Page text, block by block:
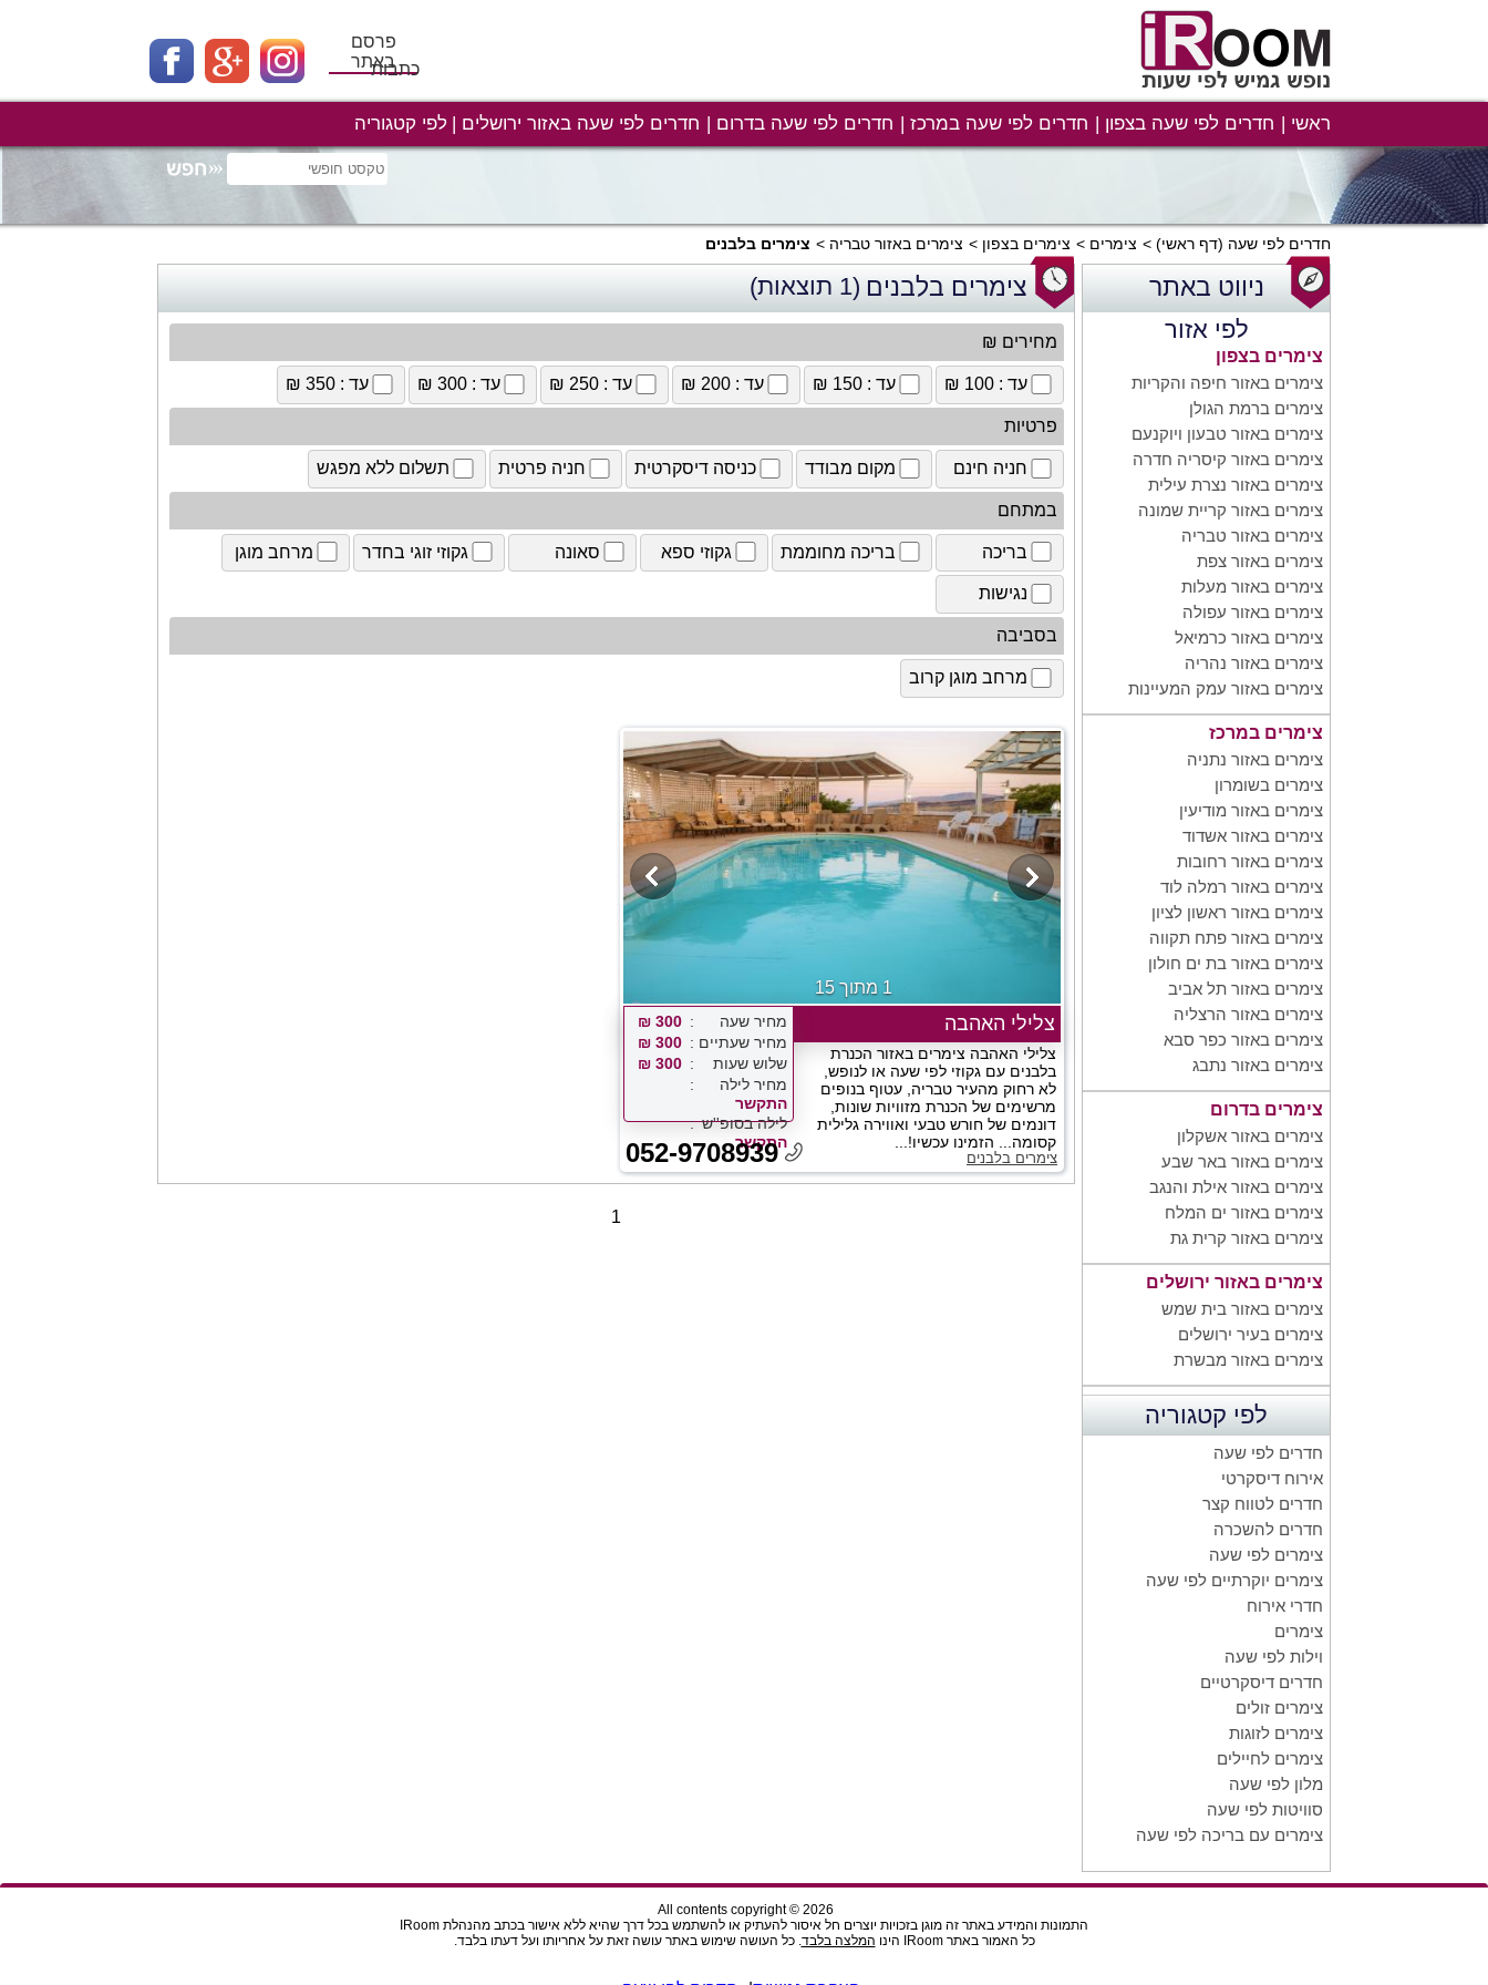
פרסם
באתרכתבות
ראשי חדרים לפי שעה בצפון חדרים לפי שעה במרכז חדרים לפי שעה בדרום חדרים לפי שעה באזור ירושלים לפי קטגוריה
חדרים לפי שעה (דף ראשי) צימרים צימרים בצפון צימרים באזור טבריה צימרים בלבנים
ניווט באתר
לפי אזור
צימרים בצפון
צימרים באזור חיפה והקריות
צימרים ברמת הגולן
צימרים באזור טבעון ויוקנעם
צימרים באזור קיסריה חדרה
צימרים באזור נצרת עילית
צימרים באזור קריית שמונה
צימרים באזור טבריה
צימרים באזור צפת
צימרים באזור מעלות
צימרים באזור עפולה
צימרים באזור כרמיאל
צימרים באזור נהריה
צימרים באזור עמק המעיינות
צימרים במרכז
צימרים באזור נתניה
צימרים בשומרון
צימרים באזור מודיעין
צימרים באזור אשדוד
צימרים באזור רחובות
צימרים באזור רמלה לוד
צימרים באזור ראשון לציון
צימרים באזור פתח תקווה
צימרים באזור בת ים חולון
צימרים באזור תל אביב
צימרים באזור הרצליה
צימרים באזור כפר סבא
צימרים באזור נתבג
צימרים בדרום
צימרים באזור אשקלון
צימרים באזור באר שבע
צימרים באזור אילת והנגב
צימרים באזור ים המלח
צימרים באזור קרית גת
צימרים באזור ירושלים
צימרים באזור בית שמש
צימרים בעיר ירושלים
צימרים באזור מבשרת
לפי קטגוריה
חדרים לפי שעה
אירוח דיסקרטי
חדרים לטווח קצר
חדרים להשכרה
צימרים לפי שעה
צימרים יוקרתיים לפי שעה
חדרי אירוח
צימרים
וילות לפי שעה
חדרים דיסקרטיים
צימרים זולים
צימרים לזוגות
צימרים לחיילים
מלון לפי שעה
סוויטות לפי שעה
צימרים עם בריכה לפי שעה
צימרים בלבנים (1 תוצאות)
מחירים ₪
עד : 100 ₪ עד : 150 ₪ עד : 200 ₪ עד : 250 ₪ עד : 300 ₪ עד : 350 ₪
פרטיות
חניה חינם מקום מבודד כניסה דיסקרטית חניה פרטית תשלום ללא מפגש
במתחם
בריכה בריכה מחוממת גקוזי ספא סאונה גקוזי זוגי בחדר מרחב מוגן
נגישות
בסביבה
מרחב מוגן קרוב
1 מתוך 15
צלילי האהבה
צלילי האהבה צימרים באזור הכנרת
בלבנים עם גקוזי לפי שעה או לנופש,
לא רחוק מהעיר טבריה, עטוף בנופים
מרשימים של הכנרת מזוויות שונות,
דונמים של חורש טבעי ואווירה גלילית
קסומה... הזמינו עכשיו!...
צימרים בלבנים
מחיר שעה
300 ₪
מחיר שעתיים
300 ₪
שלוש שעות
300 ₪
מחיר לילה
התקשר
לילה בסופ''ש
התקשר
052-9708939
1
All contents copyright © 2026
התמונות והמידע באתר זה מוגן בזכויות יוצרים חל איסור להעתיק או להשתמש בכל דרך שהיא ללא אישור בכתב מהנהלת IRoom
כל האמור באתר IRoom הינו
המלצה בלבד. כל העושה שימוש באתר עושה זאת על אחריותו ועל דעתו בלבד.